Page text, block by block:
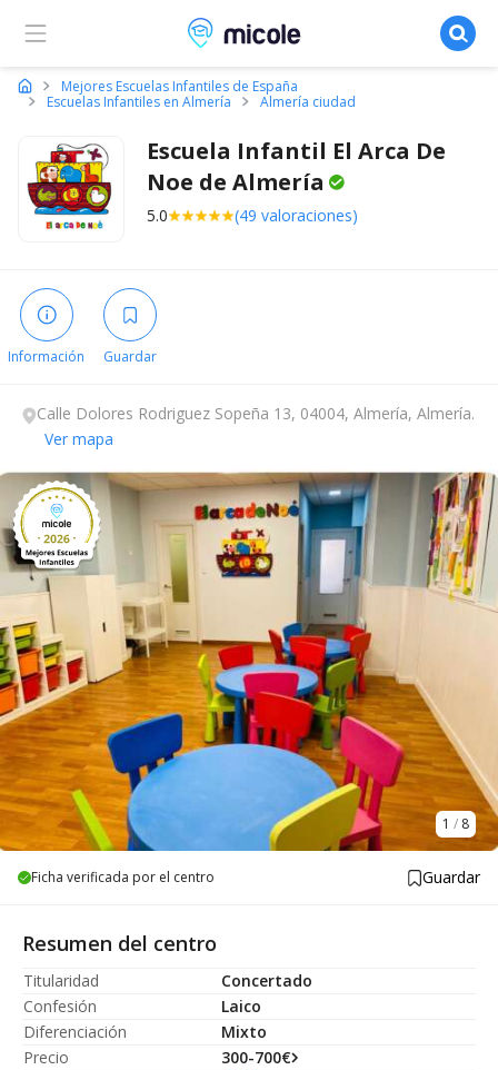
Micole, buscador de colegios
Mejores Escuelas Infantiles de España
Escuelas Infantiles en Almería
Almería ciudad
Escuela Infantil El Arca De
Noe de Almería
5.0 (49 valoraciones)
Información Guardar
Calle Dolores Rodriguez Sopeña 13, 04004, Almería, Almería.
Ver mapa
1 / 8
Ficha verificada por el centro Guardar
Resumen del centro
Titularidad
Concertado
Confesión
Laico
Diferenciación
Mixto
Precio
300-700€